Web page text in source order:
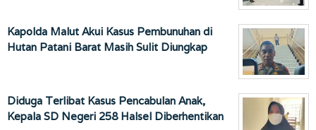
Kapolda Malut Akui Kasus Pembunuhan di
Hutan Patani Barat Masih Sulit Diungkap
Diduga Terlibat Kasus Pencabulan Anak,
Kepala SD Negeri 258 Halsel Diberhentikan